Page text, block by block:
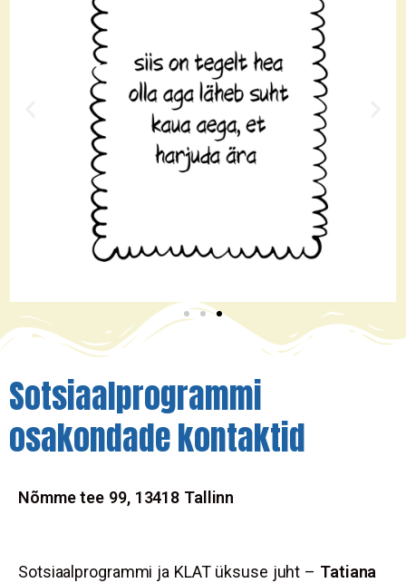
Sotsiaalprogrammi
osakondade kontaktid
Nõmme tee 99, 13418 Tallinn
Sotsiaalprogrammi ja KLAT üksuse juht – Tatiana